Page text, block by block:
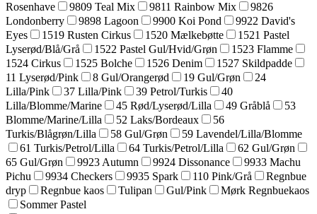
Rosenhave
9809 Teal Mix 9811 Rainbow Mix
9826
Londonberry
9898 Lagoon 9900 Koi Pond
9922 David's
Eyes
1519 Rusten Cirkus 1520 Mælkebøtte
1521 Pastel
Lyserød/Blå/Grå
1522 Pastel Gul/Hvid/Grøn
1523 Flamme
1524 Cirkus
1525 Bolche 1526 Denim
1527 Skildpadde
11 Lyserød/Pink
8 Gul/Orangerød 19 Gul/Grøn
24
Lilla/Pink
37 Lilla/Pink 39 Petrol/Turkis
40
Lilla/Blomme/Marine
45 Rød/Lyserød/Lilla 49 Gråblå
53
Blomme/Marine/Lilla
52 Laks/Bordeaux
56
Turkis/Blågrøn/Lilla
58 Gul/Grøn
59 Lavendel/Lilla/Blomme
61 Turkis/Petrol/Lilla
64 Turkis/Petrol/Lilla
62 Gul/Grøn
65 Gul/Grøn
9923 Autumn 9924 Dissonance
9933 Machu
Pichu
9934 Checkers 9935 Spark 110 Pink/Grå
Regnbue
dryp
Regnbue kaos Tulipan Gul/Pink
Mørk Regnbuekaos
Sommer Pastel